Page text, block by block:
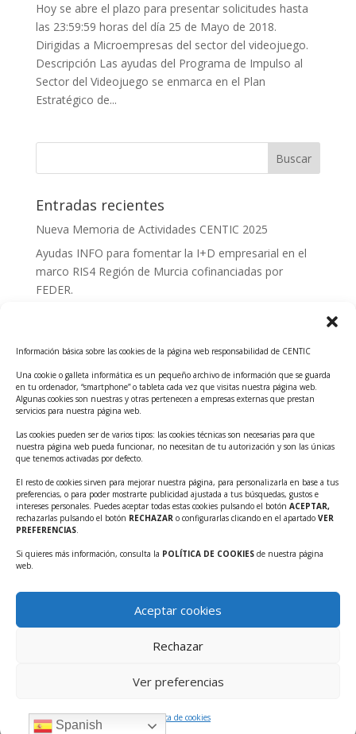
Información básica sobre las cookies de la página web responsabilidad de CENTIC
Una cookie o galleta informática es un pequeño archivo de información que se guarda
en tu ordenador, “smartphone” o tableta cada vez que visitas nuestra página web.
Algunas cookies son nuestras y otras pertenecen a empresas externas que prestan
servicios para nuestra página web.
Las cookies pueden ser de varios tipos: las cookies técnicas son necesarias para que
nuestra página web pueda funcionar, no necesitan de tu autorización y son las únicas
que tenemos activadas por defecto.
El resto de cookies sirven para mejorar nuestra página, para personalizarla en base a tus
preferencias, o para poder mostrarte publicidad ajustada a tus búsquedas, gustos e
intereses personales. Puedes aceptar todas estas cookies pulsando el botón ACEPTAR,
rechazarlas pulsando el botón RECHAZAR o configurarlas clicando en el apartado VER
PREFERENCIAS.
Si quieres más información, consulta la POLÍTICA DE COOKIES de nuestra página
web.
Aceptar cookies
Rechazar
Ver preferencias
Política de cookies
Hoy se abre el plazo para presentar solicitudes hasta
las 23:59:59 horas del día 25 de Mayo de 2018.
Dirigidas a Microempresas del sector del videojuego.
Descripción Las ayudas del Programa de Impulso al
Sector del Videojuego se enmarca en el Plan
Estratégico de...
Entradas recientes
Nueva Memoria de Actividades CENTIC 2025
Ayudas INFO para fomentar la I+D empresarial en el
marco RIS4 Región de Murcia cofinanciadas por
FEDER.
Tecnológicos 2ª ed.
Ayudas INFO para el apoyo a las empresas
innovadoras con potencial tecnológico y escalables
para la contratación de servicios de Innovación y
Competitividad
Cheque Inversión del INFO. Ayudas para la
contratación de servicios de Innovación y
Competitividad para apoyar rondas de financiación.
Inscripciones abiertas!!
Ayudas INFO para la contratación de servicios de
Innovación y Competitividad (CHEQUE
Spanish